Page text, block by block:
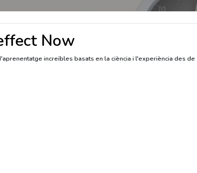
Now
increïbles basats en la ciència i l'experiència des de